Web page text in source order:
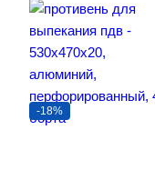
-18%